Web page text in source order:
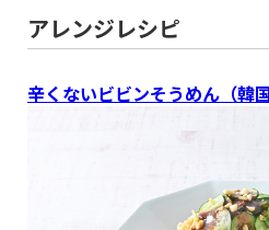
アレンジレシピ
辛くないビビンそうめん（韓